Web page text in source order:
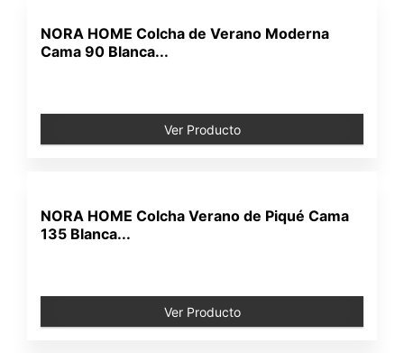
NORA HOME Colcha de Verano Moderna
Cama 90 Blanca...
Ver Producto
NORA HOME Colcha Verano de Piqué Cama
135 Blanca...
Ver Producto